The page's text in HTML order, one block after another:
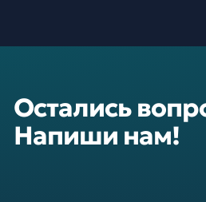
Остались
Напиши нам!